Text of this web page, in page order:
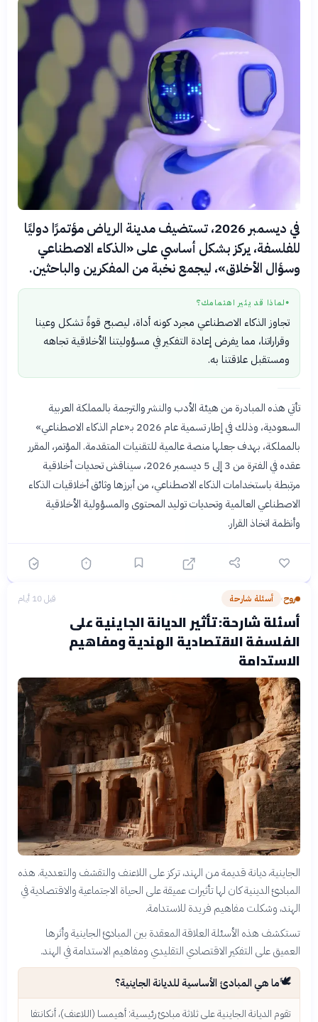
في ديسمبر 2026، تستضيف مدينة الرياض مؤتمرًا دوليًا
للفلسفة، يركز بشكل أساسي على «الذكاء الاصطناعي
وسؤال الأخلاق»، ليجمع نخبة من المفكرين والباحثين.
● لماذا قد يثير اهتمامك؟
تجاوز الذكاء الاصطناعي مجرد كونه أداة، ليصبح قوةً تشكل وعينا
وقراراتنا، مما يفرض إعادة التفكير في مسؤوليتنا الأخلاقية تجاهه
ومستقبل علاقتنا به.
تأتي هذه المبادرة من هيئة الأدب والنشر والترجمة بالمملكة العربية
السعودية، وذلك في إطار تسمية عام 2026 بـ«عام الذكاء الاصطناعي»
بالمملكة، بهدف جعلها منصة عالمية للتقنيات المتقدمة. المؤتمر، المقرر
عقده في الفترة من 3 إلى 5 ديسمبر 2026، سيناقش تحديات أخلاقية
مرتبطة باستخدامات الذكاء الاصطناعي، من أبرزها وثائق أخلاقيات الذكاء
الاصطناعي العالمية وتحديات توليد المحتوى والمسؤولية الأخلاقية
وأنظمة اتخاذ القرار.
روح› أسئلة شارحة قبل 10 أيام
أسئلة شارحة: تأثير الديانة الجاينية على
الفلسفة الاقتصادية الهندية ومفاهيم
الاستدامة
الجاينية، ديانة قديمة من الهند، تركز على اللاعنف والتقشف والتعددية. هذه
المبادئ الدينية كان لها تأثيرات عميقة على الحياة الاجتماعية والاقتصادية في
الهند، وشكلت مفاهيم فريدة للاستدامة.
تستكشف هذه الأسئلة العلاقة المعقدة بين المبادئ الجاينية وأثرها
العميق على التفكير الاقتصادي التقليدي ومفاهيم الاستدامة في الهند.
🕊️ما هي المبادئ الأساسية للديانة الجاينية؟
تقوم الديانة الجاينية على ثلاثة مبادئ رئيسية: أهيمسا (اللاعنف)، أنكانتفا